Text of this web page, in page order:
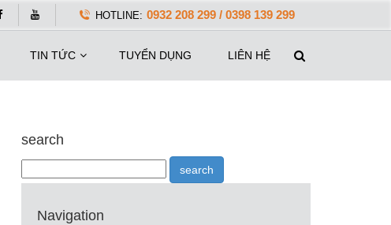
HOTLINE: 0932 208 299 / 0398 139 299
TIN TỨC TUYỂN DỤNG LIÊN HỆ
search
Navigation